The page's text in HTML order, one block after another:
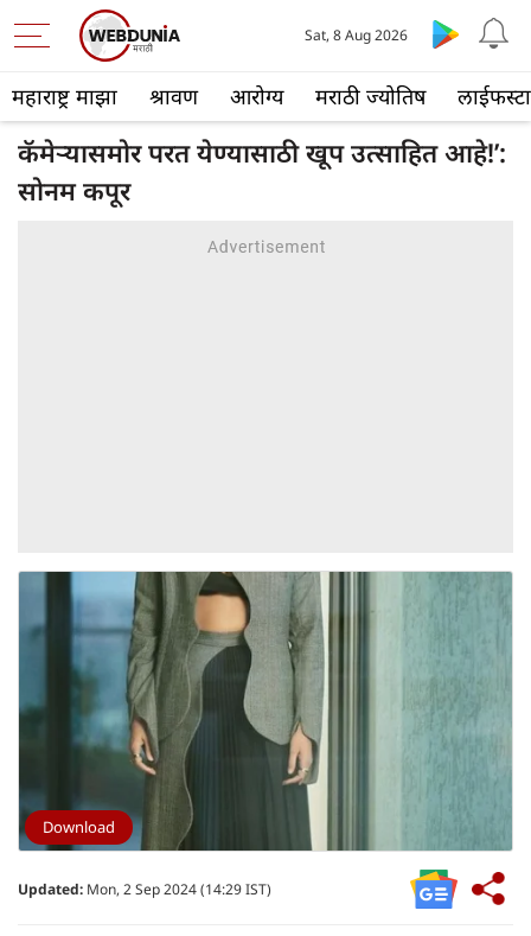
महाराष्ट्र माझा श्रावण आरोग्य मराठी ज्योतिष
Sat, 8 Aug 2026
कॅमेऱ्यासमोर परत येण्यासाठी खूप उत्साहित आहे!’:
सोनम कपूर
Download
Updated: Mon, 2 Sep 2024 (14:29 IST)